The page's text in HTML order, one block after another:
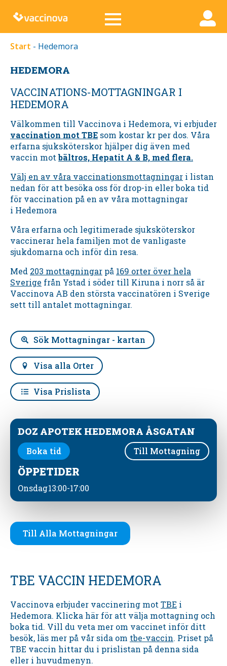
Start - Hedemora
HEDEMORA
VACCINATIONS-MOTTAGNINGAR I
HEDEMORA
Välkommen till Vaccinova i Hedemora, vi erbjuder
vaccination mot TBE som kostar kr per dos. Våra
erfarna sjuksköterskor hjälper dig även med
vaccin motbältros, Hepatit A & B, med flera.
Välj en av våra vaccinationsmottagningar i listan
nedan för att besöka oss för drop-in eller boka tid
för vaccination på en av våra mottagningar
i Hedemora
Våra erfarna och legitimerade sjuksköterskor
vaccinerar hela familjen mot de vanligaste
sjukdomarna och inför din resa.
Med 203 mottagningar på 169 orter över hela
Sverige från Ystad i söder till Kiruna i norr så är
Vaccinova AB den största vaccinatören i Sverige
sett till antalet mottagningar.
Sök Mottagningar - kartan
Visa alla Orter
Visa Prislista
DOZ APOTEK HEDEMORA ÅSGATAN
Boka tid Till Mottagning
ÖPPETIDER
Onsdag13:00-17:00
Till Alla Mottagningar
TBE VACCIN HEDEMORA
Vaccinova erbjuder vaccinering mot TBE i
Hedemora. Klicka här för att välja mottagning och
boka tid. Vill du veta mer om vaccinet inför ditt
besök, läs mer på vår sida om tbe-vaccin. Priset på
TBE vaccin hittar du i prislistan på denna sida
eller i huvudmenyn.